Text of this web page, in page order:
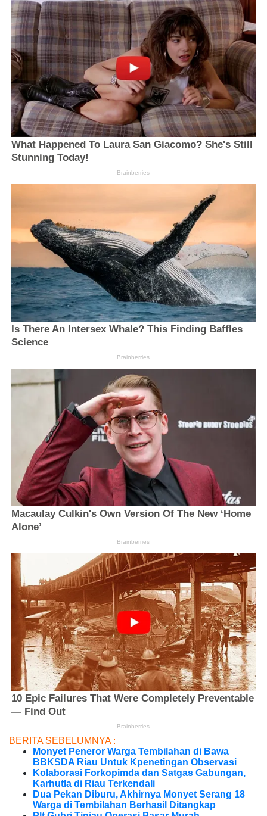
BERITA SEBELUMNYA :
Monyet Peneror Warga Tembilahan di Bawa
BBKSDA Riau Untuk Kpenetingan Observasi
Kolaborasi Forkopimda dan Satgas Gabungan,
Karhutla di Riau Terkendali
Dua Pekan Diburu, Akhirnya Monyet Serang 18
Warga di Tembilahan Berhasil Ditangkap